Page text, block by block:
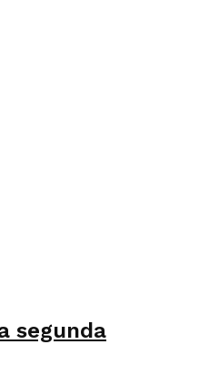
segunda